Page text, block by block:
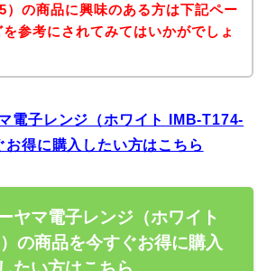
）の商品に興味のある方は下記ペー
を参考にされてみてはいかがでしょ
電子レンジ（ホワイト IMB-T174-
得に購入したい方はこちら
ヤマ電子レンジ（ホワイト
の商品を今すぐお得に購入